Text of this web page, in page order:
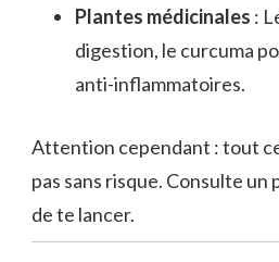
Plantes médicinales :
digestion, le curcuma
anti-inflammatoires.
Attention cependant : tout
pas sans risque. Consulte
de te lancer.